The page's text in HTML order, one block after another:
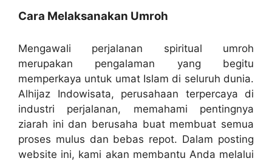
Cara Melaksanakan Umroh
Mengawali perjalanan spiritual umroh
merupakan pengalaman yang begitu
memperkaya untuk umat Islam di seluruh dunia.
Alhijaz Indowisata, perusahaan terpercaya di
industri perjalanan, memahami pentingnya
ziarah ini dan berusaha buat membuat semua
proses mulus dan bebas repot. Dalam posting
website ini, kami akan membantu Anda melalui